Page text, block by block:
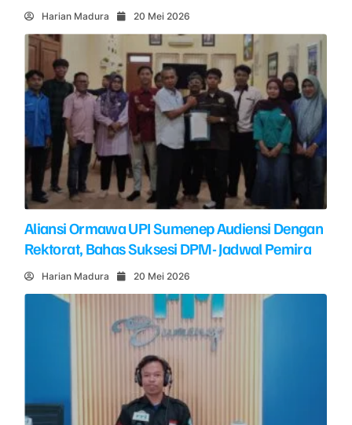
Harian Madura 20 Mei 2026
Aliansi Ormawa UPI Sumenep Audiensi Dengan
Rektorat, Bahas Suksesi DPM- Jadwal Pemira
Harian Madura 20 Mei 2026